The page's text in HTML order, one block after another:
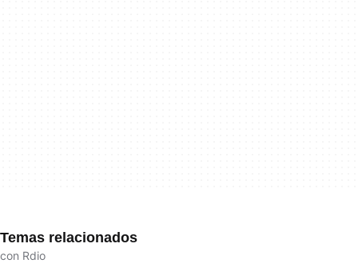
Temas relacionados
con Rdio